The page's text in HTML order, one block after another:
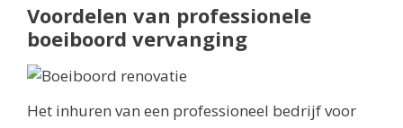
Voordelen van professionele
boeiboord vervanging
Het inhuren van een professioneel bedrijf voor